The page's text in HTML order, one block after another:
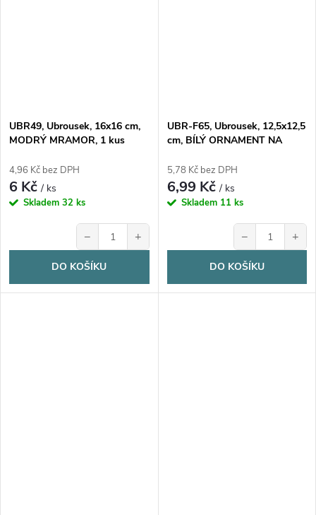
UBR49, Ubrousek, 16x16 cm,
MODRÝ MRAMOR, 1 kus
4,96 Kč bez DPH
6 Kč/ ks
Skladem 32 ks
− +
DO KOŠÍKU
UBR-F65, Ubrousek, 12,5x12,5
cm, BÍLÝ ORNAMENT NA
5,78 Kč bez DPH
6,99 Kč/ ks
Skladem 11 ks
− +
DO KOŠÍKU